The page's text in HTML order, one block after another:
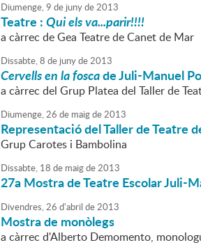
Diumenge,9 de junyde2013
Teatre :Qui els va...parir!!!!
a càrrec de Gea Teatre de Canet de Mar
Dissabte,8 de junyde2013
Cervells en la foscade Juli-Manuel
a càrrec del Grup Platea del Taller de
Diumenge,26 de maigde2013
Representació del Taller de Teatre
Grup Carotes i Bambolina
Dissabte, 18 de maigde2013
27a Mostra de Teatre Escolar Juli-
Divendres,26 d'abril de2013
Mostra de monòlegs
a càrrec d'Alberto Demomento,